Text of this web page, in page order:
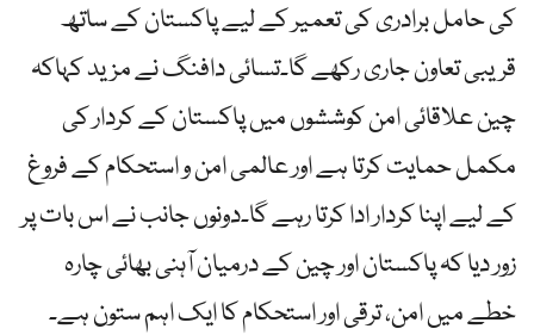
کی حامل برادری کی تعمیر کے لیے پاکستان کے ساتھ
قریبی تعاون جاری رکھے گا۔تسائی دافنگ نے مزید کہاکہ
چین علاقائی امن کوششوں میں پاکستان کے کردار کی
مکمل حمایت کرتا ہے اور عالمی امن و استحکام کے فروغ
کے لیے اپنا کردار ادا کرتا رہے گا۔دونوں جانب نے اس بات پر
زور دیا کہ پاکستان اور چین کے درمیان آہنی بھائی چارہ
خطے میں امن، ترقی اور استحکام کا ایک اہم ستون ہے۔